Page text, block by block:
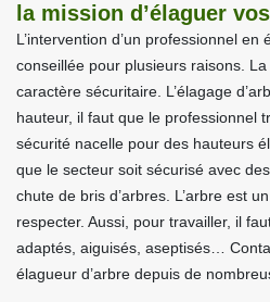
la mission d’élaguer
L’intervention d’un professionnel
conseillée pour plusieurs raisons.
caractère sécuritaire. L’élagage
hauteur, il faut que le professionnel
sécurité nacelle pour des hauteurs
que le secteur soit sécurisé avec
chute de bris d’arbres. L’arbre est
respecter. Aussi, pour travailler, il
adaptés, aiguisés, aseptisés…
élagueur d’arbre depuis de